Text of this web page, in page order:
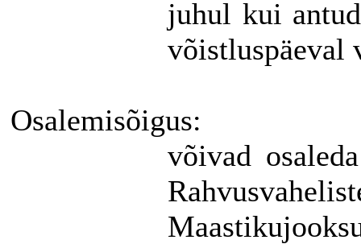
juhul kui
võistluspäeval
Osalemisõigus:
võivad osaleda